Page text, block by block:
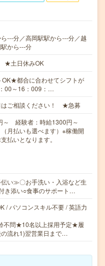
---分／高岡駅駅から---分／越
から---分
★土日休みOK
都合に合わせてシフトが
00～16：009：…
はご相談ください！ ★急募
～ 経験者：時給1300円～
月払いも選べます）※稼働開
払いとなります。
い≫〇お手洗い・入浴など生
き添い○食事のサポート…
/ パソコンスキル不要 / 英語力
不問★10名以上採用予定★履
流れ1)翌営業日まで…